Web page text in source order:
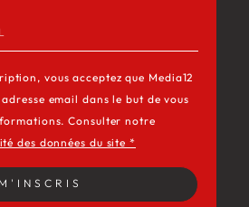
vous acceptez que Media12
email dans le but de vous
Consulter notre
des données du site *